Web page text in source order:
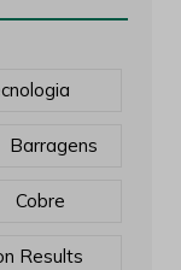
Barragens
Cobre
Results